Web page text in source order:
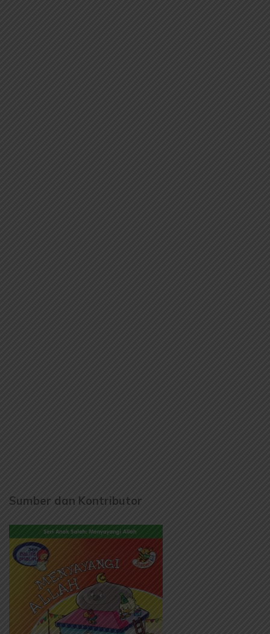
Sumber dan Kontributor